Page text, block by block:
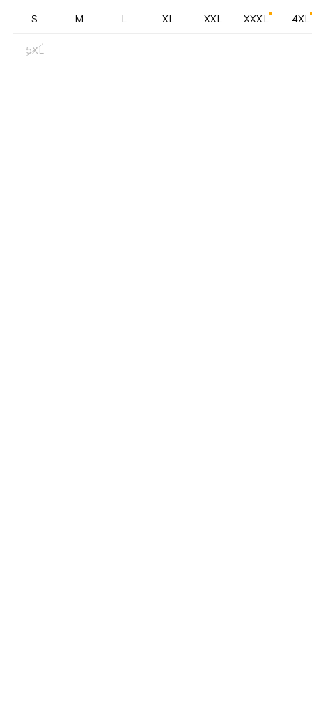
S M L XL XXL XXXL 4XL
5XL